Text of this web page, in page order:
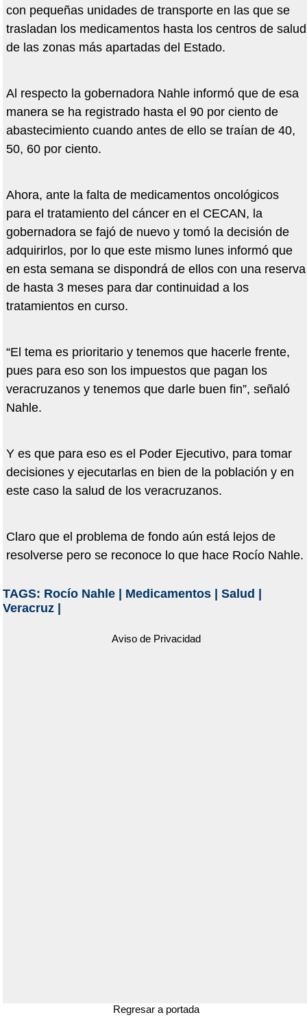
con pequeñas unidades de transporte en las que se
trasladan los medicamentos hasta los centros de salud
de las zonas más apartadas del Estado.
Al respecto la gobernadora Nahle informó que de esa
manera se ha registrado hasta el 90 por ciento de
abastecimiento cuando antes de ello se traían de 40,
50, 60 por ciento.
Ahora, ante la falta de medicamentos oncológicos
para el tratamiento del cáncer en el CECAN, la
gobernadora se fajó de nuevo y tomó la decisión de
adquirirlos, por lo que este mismo lunes informó que
en esta semana se dispondrá de ellos con una reserva
de hasta 3 meses para dar continuidad a los
tratamientos en curso.
“El tema es prioritario y tenemos que hacerle frente,
pues para eso son los impuestos que pagan los
veracruzanos y tenemos que darle buen fin”, señaló
Nahle.
Y es que para eso es el Poder Ejecutivo, para tomar
decisiones y ejecutarlas en bien de la población y en
este caso la salud de los veracruzanos.
Claro que el problema de fondo aún está lejos de
resolverse pero se reconoce lo que hace Rocío Nahle.
TAGS: Rocío Nahle| Medicamentos| Salud
Veracruz|
Aviso de Privacidad
Regresar a portada